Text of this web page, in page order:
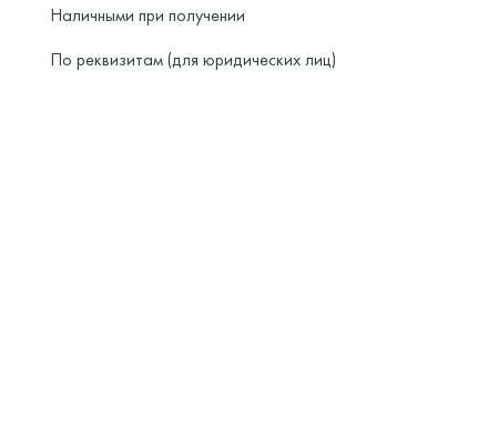
Наличными при получении
По реквизитам (для юридических лиц)